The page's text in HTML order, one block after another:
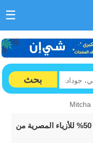
☰
بحث
كود خصم ميتشا مصر 2026 خصم حتى 50% للأزياء المصرية من